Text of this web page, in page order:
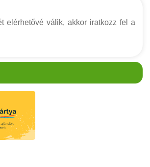
elérhetővé válik, akkor iratkozz fel a